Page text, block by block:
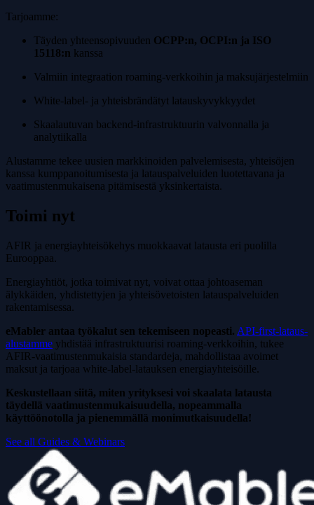
Tarjoamme:
Täyden yhteensopivuuden OCPP:n, OCPI:n ja ISO
15118:n kanssa
Valmiin integraation roaming-verkkoihin ja maksujärjestelmiin
White-label- ja yhteisbrändätyt latauskyvykkyydet
Skaalautuvan backend-infrastruktuurin valvonnalla ja
analytiikalla
Alustamme tekee uusien markkinoiden palvelemisesta, yhteisöjen
kanssa kumppanoitumisesta ja latauspalveluiden luotettavana ja
vaatimustenmukaisena pitämisestä yksinkertaista.
Toimi nyt
AFIR ja energiayhteisö­kehys muokkaavat latausta eri puolilla
Eurooppaa.
Energiayhtiöt, jotka toimivat nyt, voivat ottaa johtoaseman
älykkäiden, yhdistettyjen ja yhteisövetoisten latauspalveluiden
rakentamisessa.
eMabler antaa työkalut sen tekemiseen nopeasti. API-first-lataus­
alustamme yhdistää infrastruktuurisi roaming-verkkoihin, tukee
AFIR-vaatimustenmukaisia standardeja, mahdollistaa avoimet
maksut ja tarjoaa white-label-latauksen energiayhteisöille.
Keskustellaan siitä, miten yrityksesi voi skaalata latausta
täydellä vaatimustenmukaisuudella, nopeammalla
käyttöönotolla ja pienemmällä monimutkaisuudella!
See all Guides & Webinars